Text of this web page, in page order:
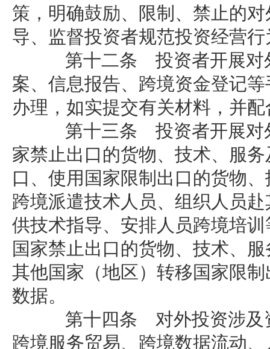
策，明确鼓励、限制、禁止的
导、监督投资者规范投资经营行
第十二条 投资者开展对外
案、信息报告、跨境资金登记
办理，如实提交有关材料，并
第十三条 投资者开展对外
家禁止出口的货物、技术、服
口、使用国家限制出口的货物
跨境派遣技术人员、组织人员
供技术指导、安排人员跨境培
国家禁止出口的货物、技术、
其他国家（地区）转移国家限
数据。
第十四条 对外投资涉及资
跨境服务贸易、跨境数据流动